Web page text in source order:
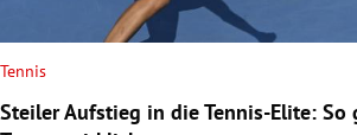
Tennis
Steiler Aufstieg in die Tennis-Elite: